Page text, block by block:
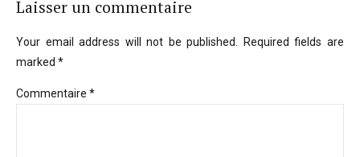
Laisser un commentaire
Your email address will not be published. Required fields are
marked *
Commentaire *